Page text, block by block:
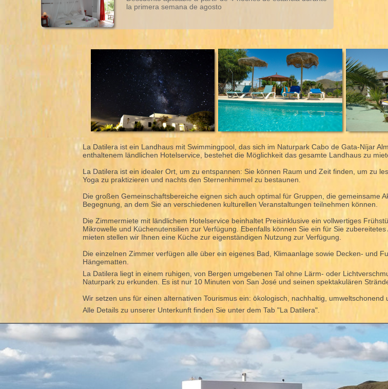
la primera semana de agosto
La Datilera ist ein Landhaus mit Swimmingpool, das sich im Naturpark Cabo de Gata-Níjar
enthaltenem ländlichen Hotelservice, bestehet die Möglichkeit das gesamte Landhaus zu
La Datilera ist ein idealer Ort, um zu entspannen: Sie können Raum und Zeit finden, um zu
Yoga zu praktizieren und nachts den Sternenhimmel zu bestaunen.
Die großen Gemeinschaftsbereiche eignen sich auch optimal für Gruppen, die gemeinsame
Begegnung, an dem Sie an verschiedenen kulturellen Veranstaltungen teilnehmen können.
Die Zimmermiete mit ländlichem Hotelservice beinhaltet Preisinklusive ein vollwertiges
Mikrowelle und Küchenutensilien zur Verfügung. Ebenfalls können Sie ein für Sie
mieten stellen wir Ihnen eine Küche zur eigenständigen Nutzung zur Verfügung.
Die einzelnen Zimmer verfügen alle über ein eigenes Bad, Klimaanlage sowie Decken- und
Hängematten.
La Datilera liegt in einem ruhigen, von Bergen umgebenen Tal ohne Lärm- oder
Naturpark zu erkunden. Es ist nur 10 Minuten von San José und seinen spektakulären
Wir setzen uns für einen alternativen Tourismus ein: ökologisch, nachhaltig,
Alle Details zu unserer Unterkunft finden Sie unter dem Tab "La Datilera".